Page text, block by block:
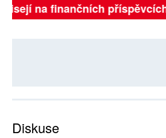
na finančních
Diskuse